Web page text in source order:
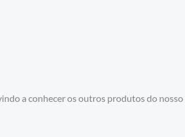
a conhecer os outros produtos do nosso